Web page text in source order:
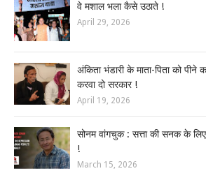
वे मशाल भला कैसे उठाते !
April 29, 2026
अंकिता भंडारी के माता-पिता को पीने
करवा दो सरकार !
April 19, 2026
सोनम वांगचुक : सत्ता की सनक के
!
March 15, 2026